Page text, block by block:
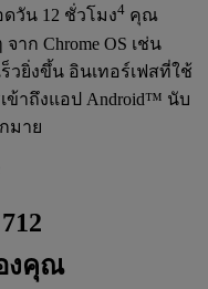
วัน 12 ชั่วโมง4 คุณ
าก Chrome OS เช่น
วยิ่งขึ้น อินเทอร์เฟสที่ใช้
ข้าถึงแอป Android™ นับ
มาย
งคุณ